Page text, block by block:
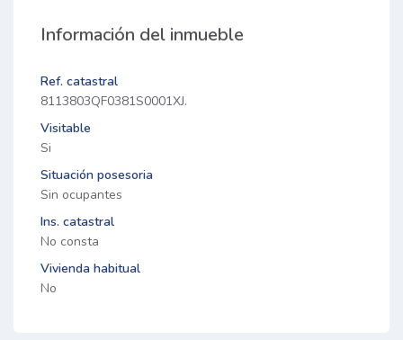
Información del inmueble
Ref. catastral
8113803QF0381S0001XJ.
Visitable
Si
Situación posesoria
Sin ocupantes
Ins. catastral
No consta
Vivienda habitual
No